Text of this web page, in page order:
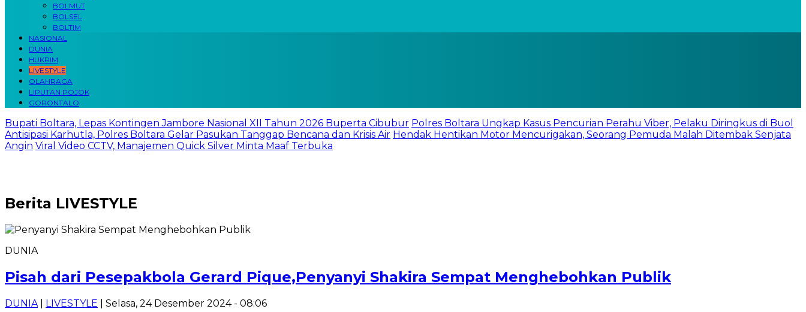
BOLMUT
BOLSEL
BOLTIM
NASIONAL
DUNIA
HUKRIM
LIVESTYLE
OLAHRAGA
LIPUTAN POJOK
GORONTALO
Bupati Boltara, Lepas Kontingen Jambore Nasional XII Tahun 2026 Buperta Cibubur Polres Boltara Ungkap Kasus Pencurian Perahu Viber, Pelaku Diringkus di Buol
Antisipasi Karhutla, Polres Boltara Gelar Pasukan Tanggap Bencana dan Krisis Air Hendak Hentikan Motor Mencurigakan, Seorang Pemuda Malah Ditembak Senjata
Angin Viral Video CCTV, Manajemen Quick Silver Minta Maaf Terbuka
Berita LIVESTYLE
DUNIA
Pisah dari Pesepakbola Gerard Pique,Penyanyi Shakira Sempat Menghebohkan Publik
DUNIA LIVESTYLE | Selasa, 24 Desember 2024 - 08:06